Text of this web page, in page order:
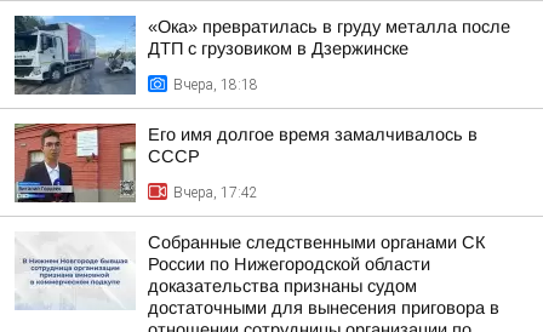
«Ока» превратилась в груду металла после
ДТП с грузовиком в Дзержинске
Вчера, 18:18
Его имя долгое время замалчивалось в
СССР
Вчера, 17:42
Собранные следственными органами СК
России по Нижегородской области
доказательства признаны судом
достаточными для вынесения приговора в